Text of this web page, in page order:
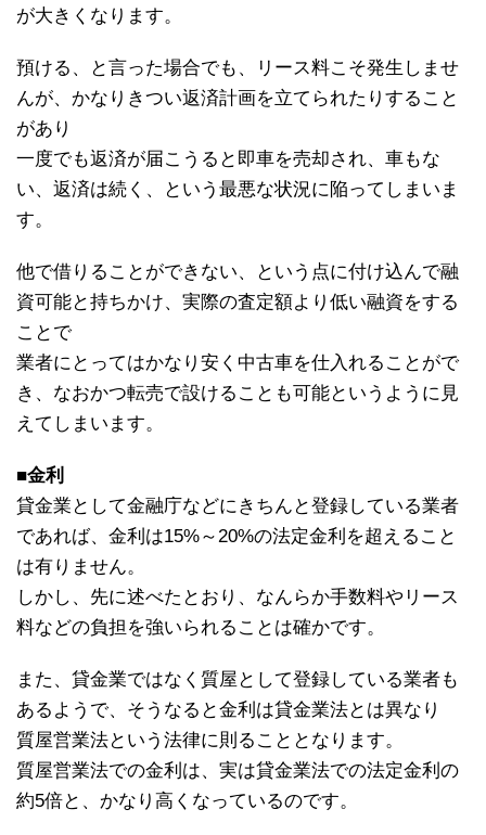
が大きくなります。
預ける、と言った場合でも、リース料こそ発生しませ
んが、かなりきつい返済計画を立てられたりすること
があり
一度でも返済が届こうると即車を売却され、車もな
い、返済は続く、という最悪な状況に陥ってしまいま
す。
他で借りることができない、という点に付け込んで融
資可能と持ちかけ、実際の査定額より低い融資をする
ことで
業者にとってはかなり安く中古車を仕入れることがで
き、なおかつ転売で設けることも可能というように見
えてしまいます。
■金利
貸金業として金融庁などにきちんと登録している業者
であれば、金利は15%～20%の法定金利を超えること
は有りません。
しかし、先に述べたとおり、なんらか手数料やリース
料などの負担を強いられることは確かです。
また、貸金業ではなく質屋として登録している業者も
あるようで、そうなると金利は貸金業法とは異なり
質屋営業法という法律に則ることとなります。
質屋営業法での金利は、実は貸金業法での法定金利の
約5倍と、かなり高くなっているのです。